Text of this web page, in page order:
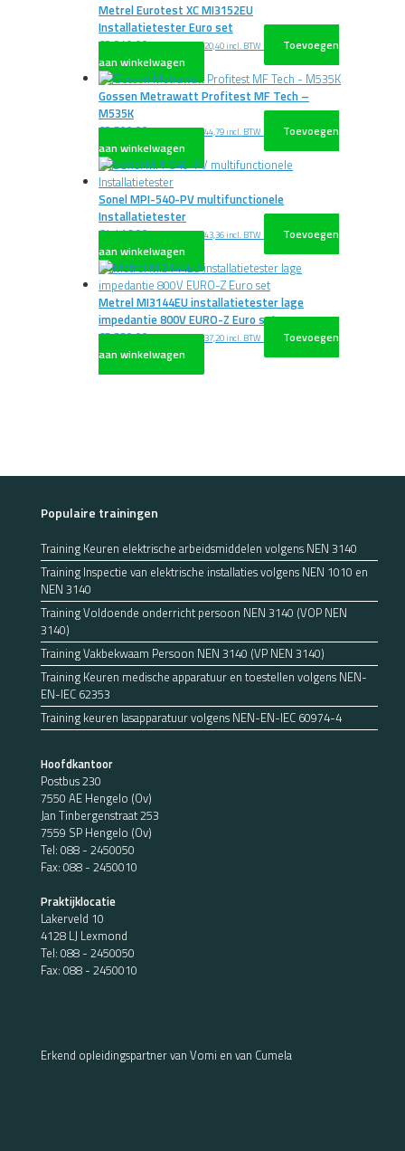
Metrel Eurotest XC MI3152EU
Installatietester Euro set
€3.240,00 excl. BTW€3.920,40 incl. BTW
Toevoegen
aan winkelwagen
Gossen Metrawatt Profitest MF Tech –
M535K
€2.599,00 excl. BTW€3.144,79 incl. BTW
Toevoegen
aan winkelwagen
Sonel MPI-540-PV multifunctionele
Installatietester
€4.416,00 excl. BTW€5.343,36 incl. BTW
Toevoegen
aan winkelwagen
Metrel MI3144EU installatietester lage
impedantie 800V EURO-Z Euro set
€5.320,00 excl. BTW€6.437,20 incl. BTW
Toevoegen
aan winkelwagen
Populaire trainingen
Training Keuren elektrische arbeidsmiddelen volgens NEN 3140
Training Inspectie van elektrische installaties volgens NEN 1010 en
NEN 3140
Training Voldoende onderricht persoon NEN 3140 (VOP NEN
3140)
Training Vakbekwaam Persoon NEN 3140 (VP NEN 3140)
Training Keuren medische apparatuur en toestellen volgens NEN-
EN-IEC 62353
Training keuren lasapparatuur volgens NEN-EN-IEC 60974-4
Hoofdkantoor
Postbus 230
7550 AE Hengelo (Ov)
Jan Tinbergenstraat 253
7559 SP Hengelo (Ov)
Tel: 088 - 2450050
Fax: 088 - 2450010
Praktijklocatie
Lakerveld 10
4128 LJ Lexmond
Tel: 088 - 2450050
Fax: 088 - 2450010
Erkend opleidingspartner van Vomi en van Cumela